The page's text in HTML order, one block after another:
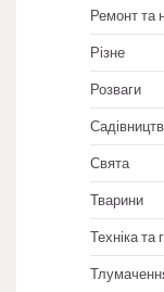
Ремонт та
Різне
Розваги
Свята
Тварини
Техніка та